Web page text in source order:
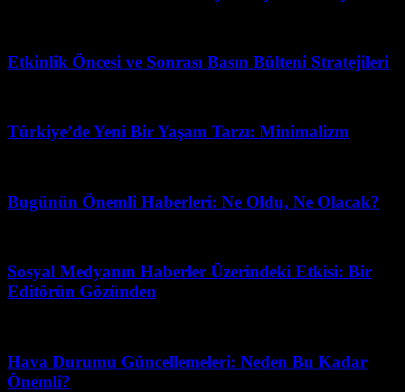
Etkinlik Öncesi ve Sonrası Basın Bülteni Stratejileri
Türkiye’de Yeni Bir Yaşam Tarzı: Minimalizm
Bugünün Önemli Haberleri: Ne Oldu, Ne Olacak?
Sosyal Medyanın Haberler Üzerindeki Etkisi: Bir
Editörün Gözünden
Hava Durumu Güncellemeleri: Neden Bu Kadar
Önemli?